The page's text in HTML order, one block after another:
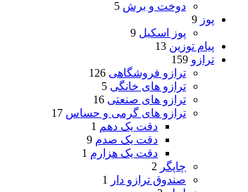
دوخت و برش 5
پوز 9
پوز اسکیل 9
پیام توزین 13
ترازو 159
ترازو فروشگاهی 126
ترازو های خانگی 5
ترازو های صنعتی 16
ترازو های گرمی و حساس 17
دقت یک دهم 1
دقت یک صدم 9
دقت یک هزارم 1
چاپگر 2
صندوق ترازو دار
1